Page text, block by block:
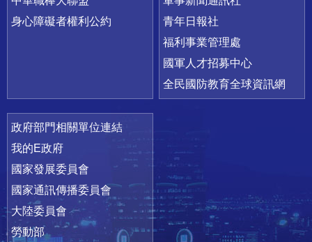
身心障礙者權利公約
青年日報社
福利事業管理處
國軍人才招募中心
全民國防教育全球資訊網
政府部門相關單位連結
我的E政府
國家發展委員會
國家通訊傳播委員會
大陸委員會
勞動部